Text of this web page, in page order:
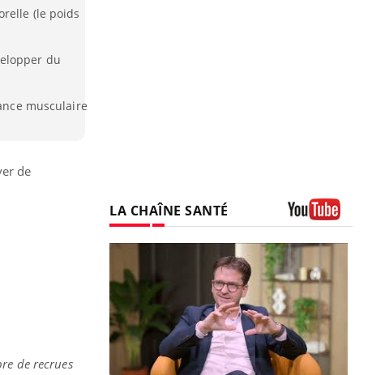
(le poids
du
musculaire
de
de recrues
LA CHAÎNE SANTÉ